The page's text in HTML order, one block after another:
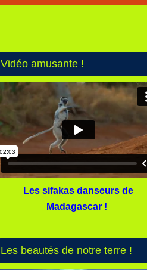
Vidéo amusante !
Les sifakas danseurs de
Madagascar !
Les beautés de notre terre !